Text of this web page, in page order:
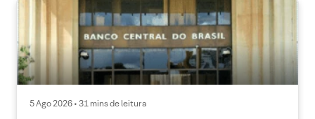
5 Ago 2026 • 31 mins de leitura